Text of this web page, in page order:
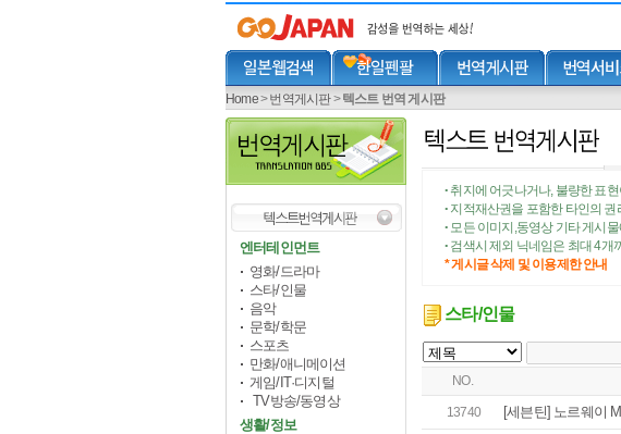
Home>번역게시판>텍스트 번역 게시판
엔터테인먼트
영화/드라마
스타/인물
음악
문학/학문
스포츠
만화/애니메이션
게임/IT·디지털
TV방송/동영상
생활/정보
• 취지에 어긋나거나, 불량한 표
• 지적재산권을 포함한 타인의
• 모든 이미지,동영상 기타 게시
• 검색시 제외 닉네임은 최대 4개
* 게시글 삭제 및 이용제한 안내
스타/인물
NO.
13740 [세븐틴] 노르웨이